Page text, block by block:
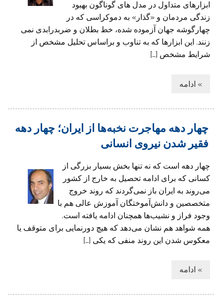
ابزارهای متداول در مدل های گوناگون بهبود
زندگی مردمان و «گذار» به دموکراسی که در
چهارگوشه جهان آزموده شده، خط بطلان و ضربدرابدی نمی
زنند. این ابزارها که به تناوب و براساس تحلیل مشخص از
شرایط مشخص […]
» ادامه
چهار دهه مهاجرت نخبه‌ها از ایران؛ چهار دهه
فقیر شدن نیروی انسانی
چهار دهه است که نه تنها بخش بسیار بزرگی از
کسانی که برای ادامه تحصیل به خارج از کشور
می‌روند به ایران باز نمی‌گردند که روند خروج
متخصصین و دانش‌آموختگان آموزش عالی هم با
وجود فراز و نشیب‌ها همچنان ادامه یافته است.
همه شواهد هم نشان می‌دهد که هیچ دورنمایی برای متوقف یا
معکوس شدن این روند منفی که یکی […]
» ادامه